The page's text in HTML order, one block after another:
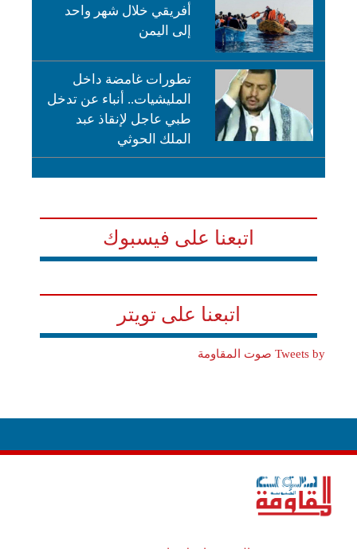
أفريقي خلال شهر واحد
إلى اليمن
تطورات غامضة داخل
المليشيات.. أنباء عن تدخل
طبي عاجل لإنقاذ عبد
الملك الحوثي
اتبعنا على فيسبوك
اتبعنا على تويتر
Tweets by صوت المقاومة